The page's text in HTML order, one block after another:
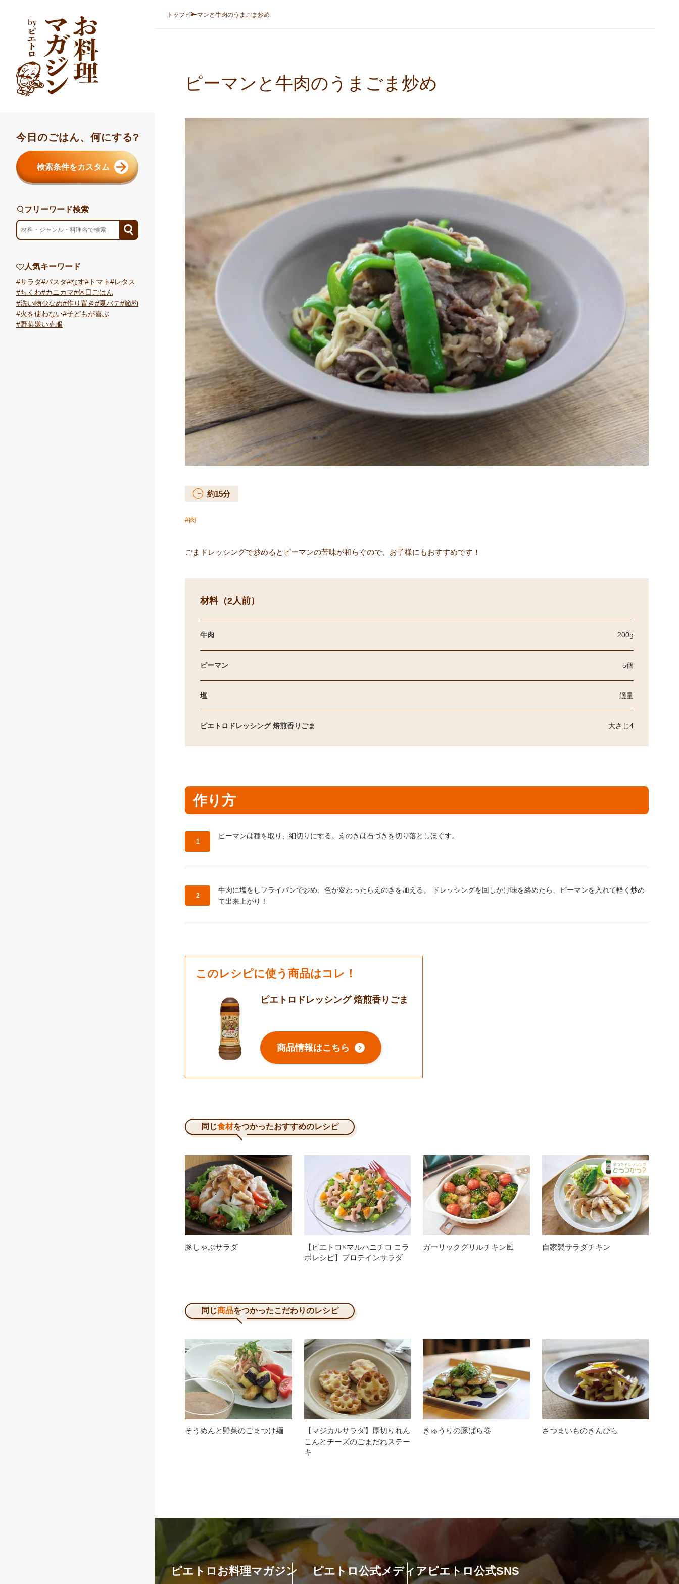
今日のごはん、何にする?
検索条件をカスタム
フリーワード検索
フリーワード検索
人気キーワード
サラダ パスタ なす トマト
レタス
ちくわ
カニカマ 休日ごはん
洗い物少なめ 作り置き 夏バテ 節約
火を使わない 子どもが喜ぶ
野菜嫌い克服
トップピーマンと牛肉のうまごま炒め
ピーマンと牛肉のうまごま炒め
約15分
肉
ごまドレッシングで炒めるとピーマンの苦味が和らぐので、お子様にもおすすめです！
材料（2人前）
牛肉 200g
ピーマン 5個
塩 適量
ピエトロドレッシング 焙煎香りごま 大さじ4
作り方
作り方1：
ピーマンは種を取り、細切りにする。えのきは石づきを切り落としほぐす。
作り方2：
牛肉に塩をしフライパンで炒め、色が変わったらえのきを加える。 ドレッシングを回しかけ味を絡めたら、ピーマンを入れて軽く炒め
て出来上がり！
このレシピに使う商品はコレ！
ピエトロドレッシング 焙煎香りごま
商品情報はこちら
同じ食材をつかったおすすめのレシピ
豚しゃぶサラダ
【ピエトロ×マルハニチロ コラ
ボレシピ】プロテインサラダ
ガーリックグリルチキン風 自家製サラダチキン
同じ商品をつかったこだわりのレシピ
そうめんと野菜のごまつけ麺
【マジカルサラダ】厚切りれん
こんとチーズのごまだれステー
キ
きゅうりの豚ばら巻 さつまいものきんぴら
ピエトロお料理マガジン ピエトロ公式メディアピエトロ公式SNS